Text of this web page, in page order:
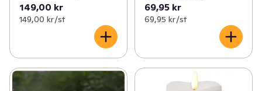
149,00 kr
149,00 kr /st
69,95 kr
69,95 kr /st